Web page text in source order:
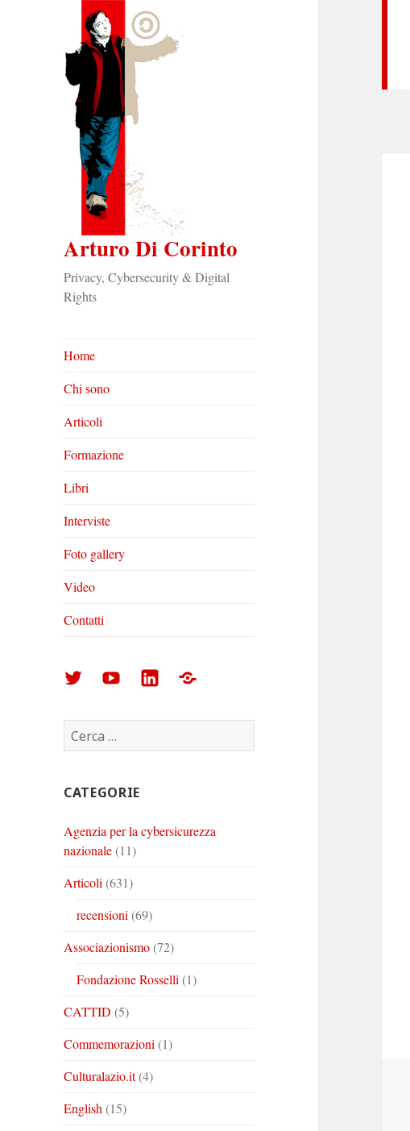
Arturo Di Corinto
Privacy, Cybersecurity & Digital
Rights
Home
Chi sono
Articoli
Formazione
Libri
Interviste
Foto gallery
Video
Contatti
Arturo
Corinto
su
Arturo
Corinto
su
Arturo
su
Foto
Ricerca
per:
CATEGORIE
Agenzia per la cybersicurezza
nazionale(11)
Articoli (631)
recensioni (69)
Associazionismo(72)
Fondazione Rosselli (1)
CATTID (5)
Commemorazioni (1)
Culturalazio.it(4)
English (15)